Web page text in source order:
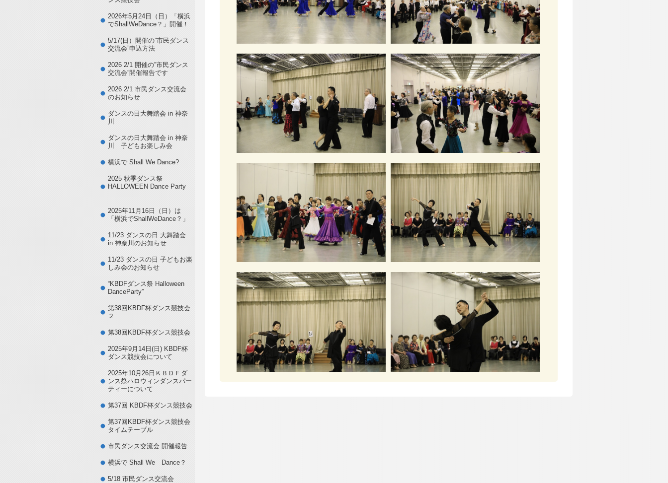
2026年5月24日（日）「横浜
でShallWeDance？」開催！
5/17(日）開催の”市民ダンス
交流会”申込方法
2026 2/1 開催の”市民ダンス
交流会”開催報告です
2026 2/1 市民ダンス交流会
のお知らせ
ダンスの日大舞踏会 in 神奈
川
ダンスの日大舞踏会 in 神奈
川 子どもお楽しみ会
横浜で Shall We Dance?
2025 秋季ダンス祭
HALLOWEEN Dance Party
2025年11月16日（日）は
「横浜でShallWeDance？」
11/23 ダンスの日 大舞踏会
in 神奈川のお知らせ
11/23 ダンスの日 子どもお楽
しみ会のお知らせ
“KBDFダンス祭 Halloween
DanceParty”
第38回KBDF杯ダンス競技会
２
第38回KBDF杯ダンス競技会
2025年9月14日(日) KBDF杯
ダンス競技会について
2025年10月26日ＫＢＤＦダ
ンス祭ハロウィンダンスパー
ティーについて
第37回 KBDF杯ダンス競技会
第37回KBDF杯ダンス競技会
タイムテーブル
市民ダンス交流会 開催報告
横浜で Shall We Dance？
5/18 市民ダンス交流会